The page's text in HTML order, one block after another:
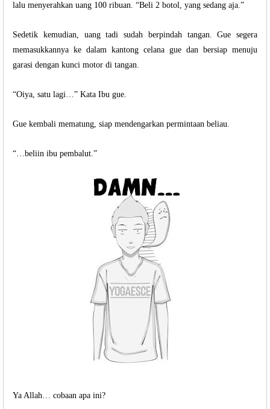
lalu menyerahkan uang 100 ribuan. “Beli 2 botol, yang sedang aja.”
Sedetik kemudian, uang tadi sudah berpindah tangan. Gue segera
memasukkannya ke dalam kantong celana gue dan bersiap menuju
garasi dengan kunci motor di tangan.
“Oiya, satu lagi…” Kata Ibu gue.
Gue kembali mematung, siap mendengarkan permintaan beliau.
“…beliin ibu pembalut.”
Ya Allah… cobaan apa ini?